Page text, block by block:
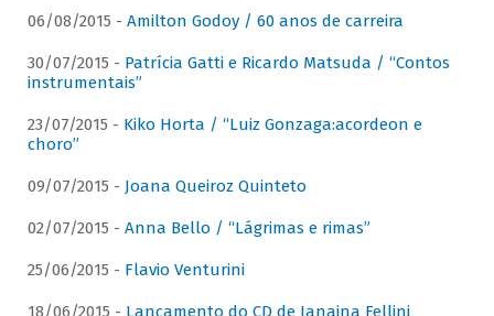
06/08/2015 - Amilton Godoy / 60 anos de carreira
30/07/2015 - Patrícia Gatti e Ricardo Matsuda / “Contos
instrumentais”
23/07/2015 - Kiko Horta / “Luiz Gonzaga:acordeon e
choro”
09/07/2015 - Joana Queiroz Quinteto
02/07/2015 - Anna Bello / “Lágrimas e rimas”
25/06/2015 - Flavio Venturini